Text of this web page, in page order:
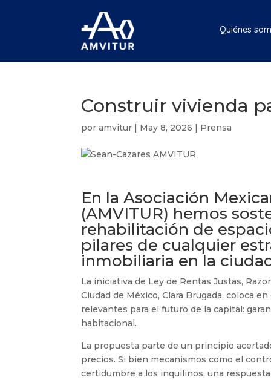
Quiénes
Construir vivienda
poramvitur | May 8, 2026 | Prensa
En la Asociación
(AMVITUR) hemos
rehabilitación de
pilares de cualquier
inmobiliaria en la
La iniciativa de Ley de Rentas Justas,
Ciudad de México, Clara Brugada, coloca
relevantes para el futuro de la capital:
habitacional.
La propuesta parte de un principio
precios. Si bien mecanismos como el
certidumbre a los inquilinos, una